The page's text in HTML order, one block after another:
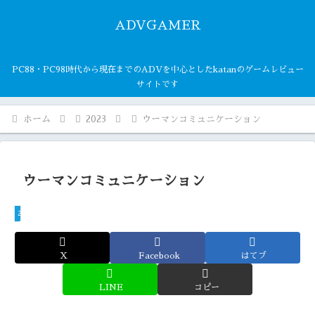
ADVGAMER
PC88・PC98時代から現在までのADVを中心としたkatanのゲームレビュー
サイトです
ホーム 2023 ウーマンコミュニケーション
ウーマンコミュニケーション
2023
X Facebook はてブ
LINE コピー